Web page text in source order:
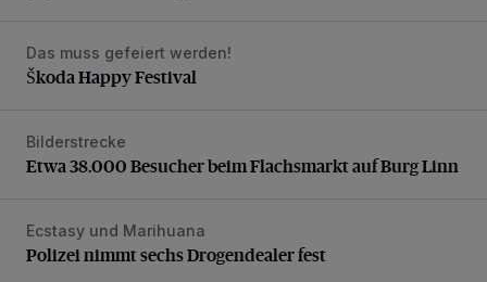
Škoda Happy Festival
Das muss gefeiert werden!
Škoda Happy Festival
Etwa 38.000 Besucher beim Flachsmarkt auf Burg Linn
Bilderstrecke
Etwa 38.000 Besucher beim Flachsmarkt auf Burg Linn
Polizei nimmt sechs Drogendealer fest
Ecstasy und Marihuana
Polizei nimmt sechs Drogendealer fest